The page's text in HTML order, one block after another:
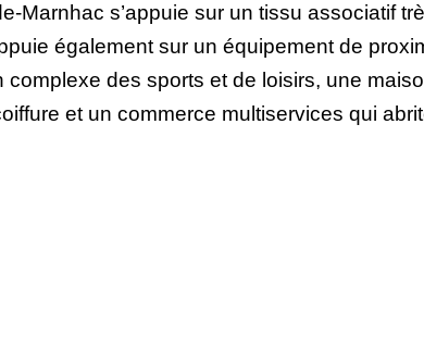
Marnhac s’appuie sur un tissu associatif
également sur un équipement de
complexe des sports et de loisirs, une
et un commerce multiservices qui